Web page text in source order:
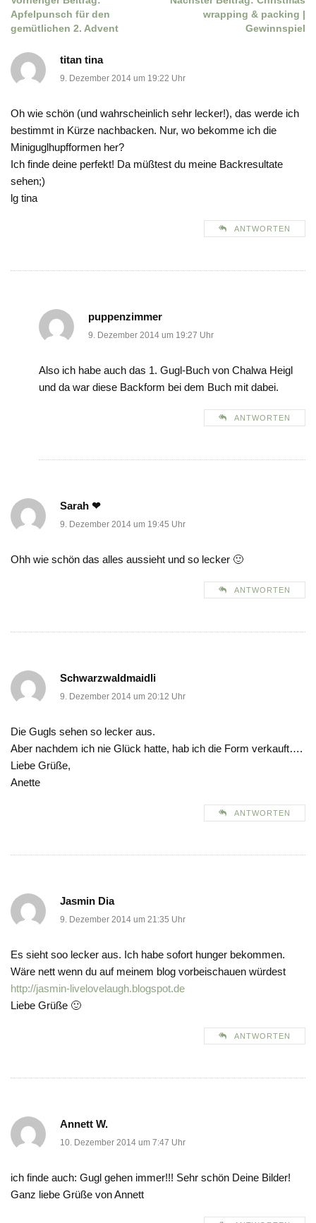
Beitragsnavigation
Apfelpunsch für den
gemütlichen 2. Advent
wrapping & packing |
Gewinnspiel
titan tina
9. Dezember 2014 um 19:22 Uhr
Oh wie schön (und wahrscheinlich sehr lecker!), das werde ich
bestimmt in Kürze nachbacken. Nur, wo bekomme ich die
Miniguglhupfformen her?
Ich finde deine perfekt! Da müßtest du meine Backresultate
sehen;)
lg tina
ANTWORTEN
puppenzimmer
9. Dezember 2014 um 19:27 Uhr
Also ich habe auch das 1. Gugl-Buch von Chalwa Heigl
und da war diese Backform bei dem Buch mit dabei.
ANTWORTEN
Sarah ❤
9. Dezember 2014 um 19:45 Uhr
Ohh wie schön das alles aussieht und so lecker 🙂
ANTWORTEN
Schwarzwaldmaidli
9. Dezember 2014 um 20:12 Uhr
Die Gugls sehen so lecker aus.
Aber nachdem ich nie Glück hatte, hab ich die Form verkauft….
Liebe Grüße,
Anette
ANTWORTEN
Jasmin Dia
9. Dezember 2014 um 21:35 Uhr
Es sieht soo lecker aus. Ich habe sofort hunger bekommen.
Wäre nett wenn du auf meinem blog vorbeischauen würdest
http://jasmin-livelovelaugh.blogspot.de
Liebe Grüße 🙂
ANTWORTEN
Annett W.
10. Dezember 2014 um 7:47 Uhr
ich finde auch: Gugl gehen immer!!! Sehr schön Deine Bilder!
Ganz liebe Grüße von Annett